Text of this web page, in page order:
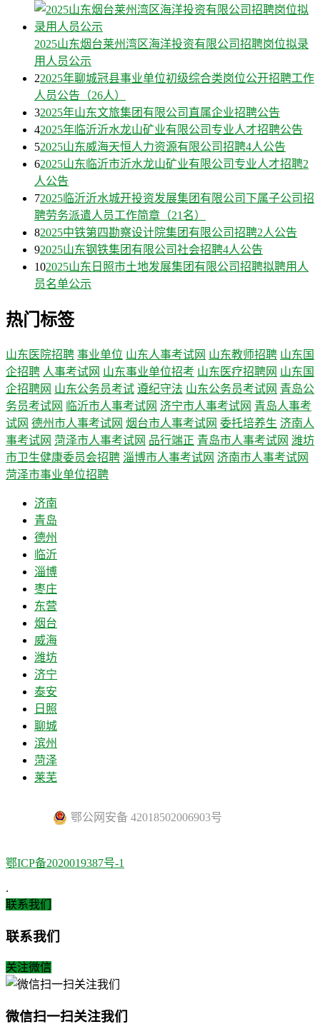
2025山东烟台莱州湾区海洋投资有限公司招聘岗位拟录
用人员公示
22025年聊城冠县事业单位初级综合类岗位公开招聘工作
人员公告（26人）
32025年山东文旅集团有限公司直属企业招聘公告
42025年临沂沂水龙山矿业有限公司专业人才招聘公告
52025山东威海天恒人力资源有限公司招聘4人公告
62025山东临沂市沂水龙山矿业有限公司专业人才招聘2
人公告
72025临沂沂水城开投资发展集团有限公司下属子公司招
聘劳务派遣人员工作简章（21名）
82025中铁第四勘察设计院集团有限公司招聘2人公告
92025山东钢铁集团有限公司社会招聘4人公告
102025山东日照市土地发展集团有限公司招聘拟聘用人
员名单公示
热门标签
山东医院招聘 事业单位 山东人事考试网 山东教师招聘 山东国
企招聘 人事考试网 山东事业单位招考 山东医疗招聘网 山东国
企招聘网 山东公务员考试 遵纪守法 山东公务员考试网 青岛公
务员考试网
临沂市人事考试网 济宁市人事考试网 青岛人事考
试网 德州市人事考试网 烟台市人事考试网 委托培养生 济南人
事考试网 菏泽市人事考试网 品行端正 青岛市人事考试网 潍坊
市卫生健康委员会招聘 淄博市人事考试网 济南市人事考试网
菏泽市事业单位招聘
济南
青岛
德州
临沂
淄博
枣庄
东营
烟台
威海
潍坊
济宁
泰安
日照
聊城
滨州
菏泽
莱芜
鄂公网安备 42018502006903号
鄂ICP备2020019387号-1
.
联系我们
联系我们
关注微信
微信扫一扫关注我们